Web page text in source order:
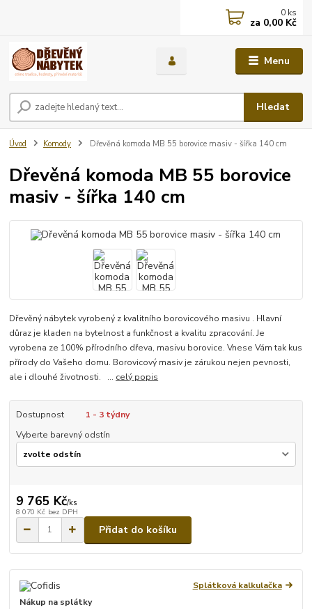
Menu
Hledat
0 ks
za 0,00 Kč
Úvod Komody Dřevěná komoda MB 55 borovice masiv - šířka 140 cm
Dřevěná komoda MB 55 borovice
masiv - šířka 140 cm
Dřevěný nábytek vyrobený z kvalitního borovicového masivu . Hlavní
důraz je kladen na bytelnost a funkčnost a kvalitu zpracování. Je
vyrobena ze 100% přírodního dřeva, masivu borovice. Vnese Vám tak kus
přírody do Vašeho domu. Borovicový masiv je zárukou nejen pevnosti,
ale i dlouhé životnosti. ... celý popis
Dostupnost
1 - 3 týdny
Vyberte barevný odstín
9 765 Kč/ks
8 070 Kč bez DPH
Přidat do košíku
Splátková kalkulačka
Nákup na splátky